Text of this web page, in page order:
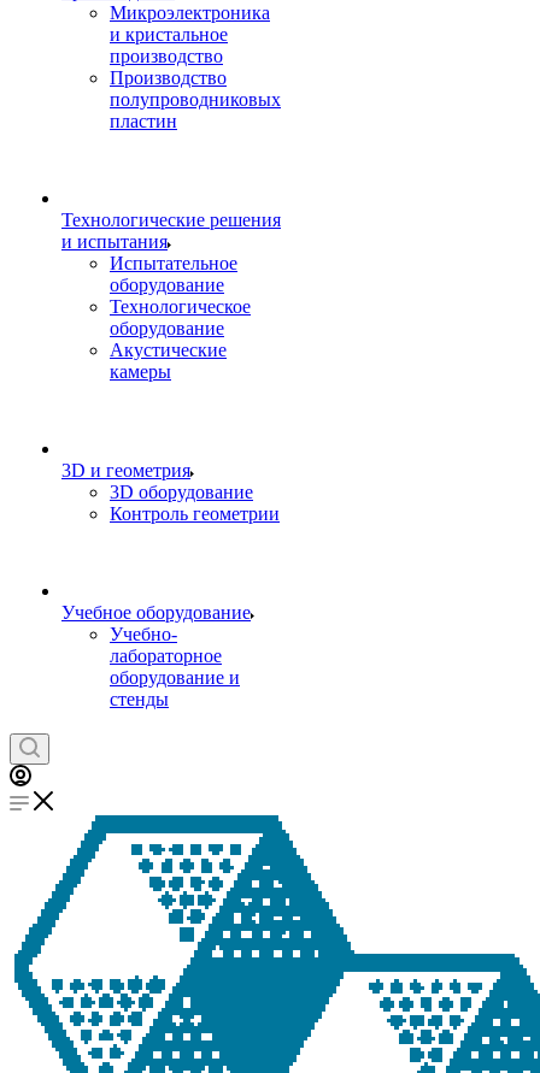
Микроэлектроника
и кристальное
производство
Производство
полупроводниковых
пластин
Технологические решения
и испытания
Испытательное
оборудование
Технологическое
оборудование
Акустические
камеры
3D и геометрия
3D оборудование
Контроль геометрии
Учебное оборудование
Учебно-
лабораторное
оборудование и
стенды